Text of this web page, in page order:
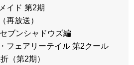
イド 第2期
再放送）
ブンシャドウズ編
フェアリーテイル 第2クール
（第2期）